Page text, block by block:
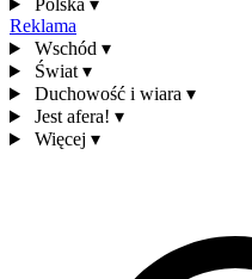
Polska ▾
Reklama
Wschód ▾
Świat ▾
Duchowość i wiara ▾
Jest afera! ▾
Więcej ▾